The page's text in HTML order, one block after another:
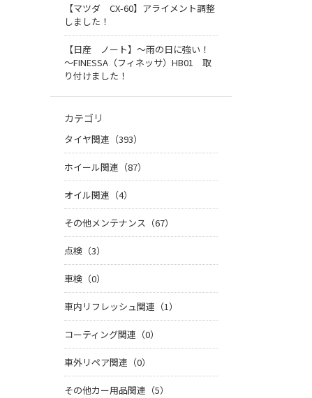
【マツダ CX-60】アライメント調整
しました！
【日産 ノート】～雨の日に強い！
～FINESSA（フィネッサ）HB01 取
り付けました！
カテゴリ
タイヤ関連（393）
ホイール関連（87）
オイル関連（4）
その他メンテナンス（67）
点検（3）
車検（0）
車内リフレッシュ関連（1）
コーティング関連（0）
車外リペア関連（0）
その他カー用品関連（5）